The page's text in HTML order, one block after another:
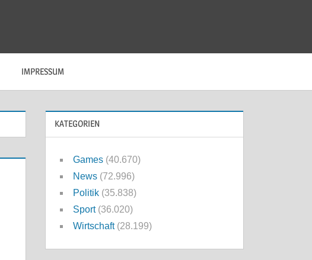
IMPRESSUM
KATEGORIEN
Games (40.670)
News (72.996)
Politik (35.838)
Sport(36.020)
Wirtschaft(28.199)